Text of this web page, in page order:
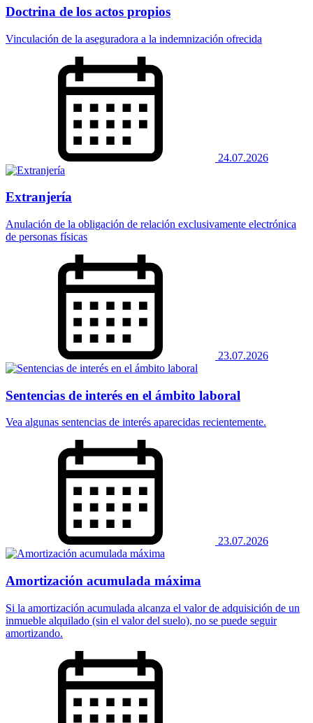
Doctrina de los actos propios
Vinculación de la aseguradora a la indemnización ofrecida
24.07.2026
Extranjería
Anulación de la obligación de relación exclusivamente electrónica
de personas físicas
23.07.2026
Sentencias de interés en el ámbito laboral
Vea algunas sentencias de interés aparecidas recientemente.
23.07.2026
Amortización acumulada máxima
Si la amortización acumulada alcanza el valor de adquisición de un
inmueble alquilado (sin el valor del suelo), no se puede seguir
amortizando.